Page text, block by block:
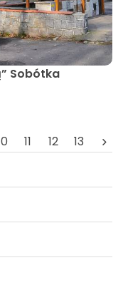
Dom Turysty „Pod Wieżycą” Sobótka
11 12
13